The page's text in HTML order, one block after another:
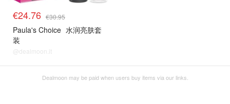
€24.76 €30.95
Paula's Choice 水润亮肤套
装
@dealmoon.it
Dealmoon may be paid when users buy items via our links.